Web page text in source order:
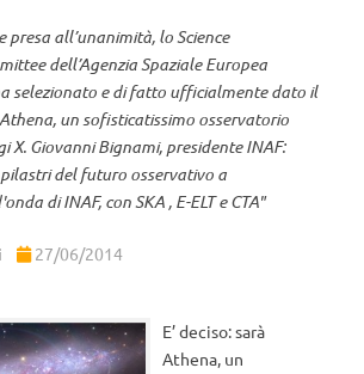
presa all’unanimità, lo Science
dell’Agenzia Spaziale Europea
selezionato e di fatto ufficialmente dato il
un sofisticatissimo osservatorio
X. Giovanni Bignami, presidente INAF:
del futuro osservativo a
di INAF, con SKA , E-ELT e CTA"
27/06/2014
E’ deciso: sarà
Athena, un